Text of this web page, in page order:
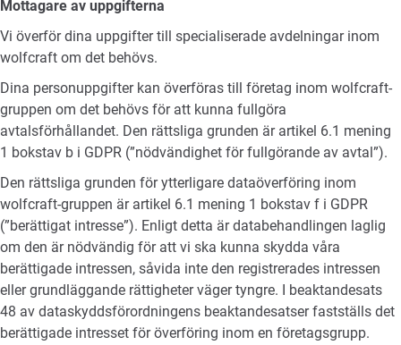
Mottagare av uppgifterna
Vi överför dina uppgifter till specialiserade avdelningar inom
wolfcraft om det behövs.
Dina personuppgifter kan överföras till företag inom wolfcraft-
gruppen om det behövs för att kunna fullgöra
avtalsförhållandet. Den rättsliga grunden är artikel 6.1 mening
1 bokstav b i GDPR (”nödvändighet för fullgörande av avtal”).
Den rättsliga grunden för ytterligare dataöverföring inom
wolfcraft-gruppen är artikel 6.1 mening 1 bokstav f i GDPR
(”berättigat intresse”). Enligt detta är databehandlingen laglig
om den är nödvändig för att vi ska kunna skydda våra
berättigade intressen, såvida inte den registrerades intressen
eller grundläggande rättigheter väger tyngre. I beaktandesats
48 av dataskyddsförordningens beaktandesatser fastställs det
berättigade intresset för överföring inom en företagsgrupp.